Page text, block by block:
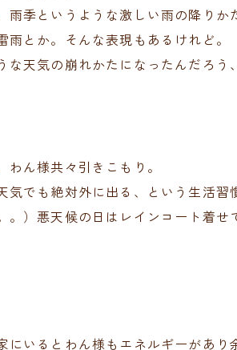
雨季というような激しい雨の降りか
雨とか。そんな表現もあるけれど。
な天気の崩れかたになったんだろう
ん様共々引きこもり。
気でも絶対外に出る、という生活
。）悪天候の日はレインコート着
にいるとわん様もエネルギーがあ